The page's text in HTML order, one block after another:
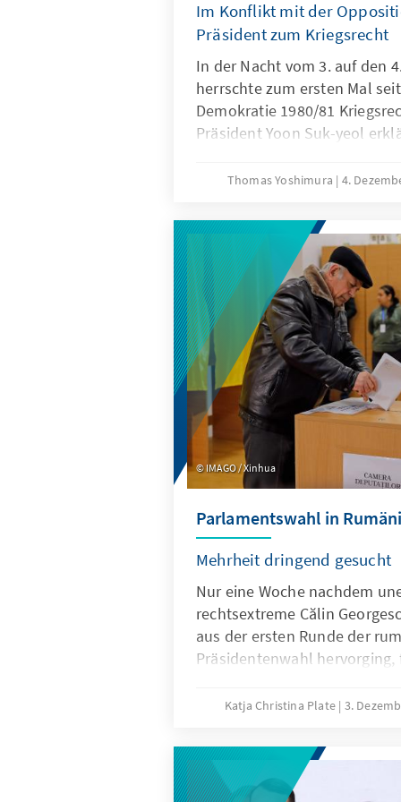
Im Konflikt mit der
Präsident zum Kriegsrecht
In der Nacht vom 3. auf den
herrschte zum ersten Mal
Demokratie 1980/81
Präsident Yoon Suk-yeol
weitere
sprach von Unterwanderung
nordkoreanische Kräfte.
er sich durch den
Parlaments und massive
gezwungen, die
steht jetzt vor den Scherben
nächsten Tage entscheiden
freiwillig geht oder
Thomas Yoshimura 4.
IMAGO / Xinhua
Parlamentswahl in
Mehrheit dringend gesucht
Nur eine Woche nachdem
rechtsextreme Călin
aus der ersten Runde der
Präsidentenwahl hervorging,
Ergebnis ist ein Parlament
halbwegs stabile
werden. Da die Ernennung
der Regierung die Aufgabe
Katja Christina Plate 3.